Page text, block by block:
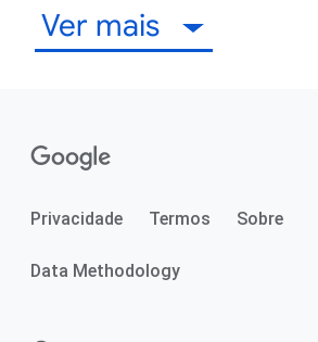
Ver mais
Privacidade Termos Sobre
Data Methodology